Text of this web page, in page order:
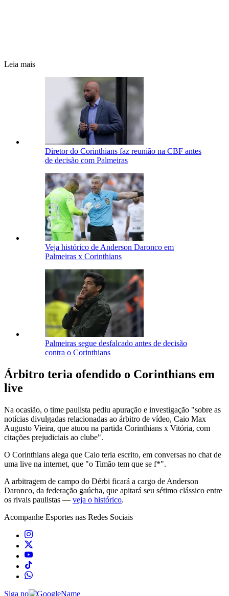
Leia mais
Diretor do Corinthians faz reunião na CBF antes
de decisão com Palmeiras
Veja histórico de Anderson Daronco em
Palmeiras x Corinthians
Palmeiras segue desfalcado antes de decisão
contra o Corinthians
Árbitro teria ofendido o Corinthians em
live
Na ocasião, o time paulista pediu apuração e investigação "sobre as
notícias divulgadas relacionadas ao árbitro de vídeo, Caio Max
Augusto Vieira, que atuou na partida Corinthians x Vitória, com
citações prejudiciais ao clube".
O Corinthians alega que Caio teria escrito, em conversas no chat de
uma live na internet, que "o Timão tem que se f*".
A arbitragem de campo do Dérbi ficará a cargo de Anderson
Daronco, da federação gaúcha, que apitará seu sétimo clássico entre
os rivais paulistas — veja o histórico.
Acompanhe Esportes nas Redes Sociais
Siga no